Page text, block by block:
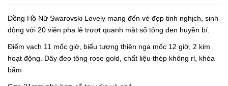
Đồng Hồ Nữ Swarovski Lovely mang đến vẻ đẹp tinh nghịch, sinh
động với 20 viên pha lê trượt quanh mặt số tông đen huyền bí.
Điểm vạch 11 mốc giờ, biểu tượng thiên nga mốc 12 giờ, 2 kim
hoạt động. Dây đeo tông rose gold, chất liệu thép không rỉ, khóa
bấm